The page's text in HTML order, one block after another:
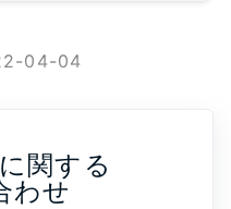
04-04
関する
わせ